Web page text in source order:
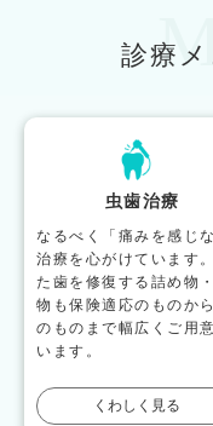
診療
虫歯治療
なるべく「痛みを感じな
治療を心がけています
た歯を修復する詰め物
物も保険適応のものか
のものまで幅広くご用
います。
くわしく見る